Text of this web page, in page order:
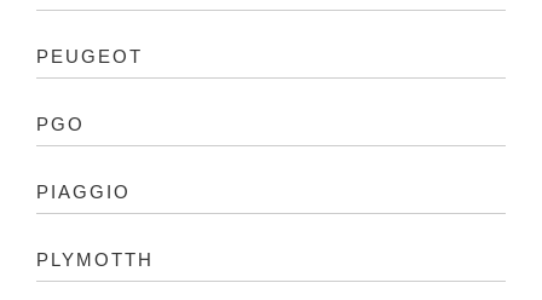
PEUGEOT
PGO
PIAGGIO
PLYMOTTH